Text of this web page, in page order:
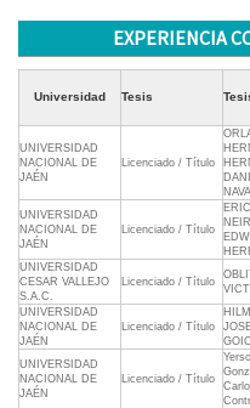
EXPERIENCIA
Universidad Tesis
UNIVERSIDAD
NACIONAL DE
JAÉN
Licenciado / Título
UNIVERSIDAD
NACIONAL DE
JAÉN
Licenciado / Título
UNIVERSIDAD
CESAR VALLEJO
S.A.C.
Licenciado / Título
UNIVERSIDAD
NACIONAL DE
JAÉN
Licenciado / Título
UNIVERSIDAD
NACIONAL DE
JAÉN
Licenciado / Título